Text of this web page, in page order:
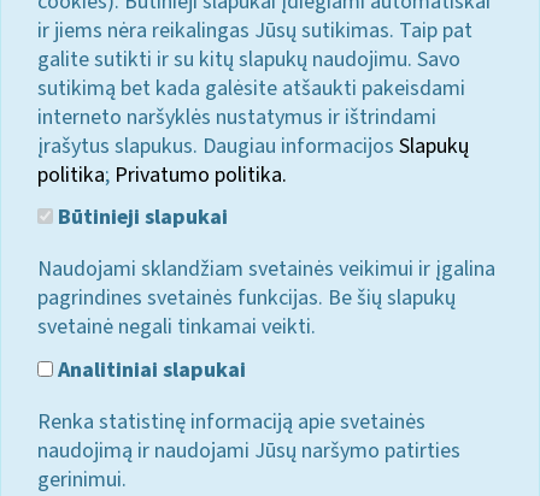
ir jiems nėra reikalingas Jūsų sutikimas. Taip pat
galite sutikti ir su kitų slapukų naudojimu. Savo
sutikimą bet kada galėsite atšaukti pakeisdami
interneto naršyklės nustatymus ir ištrindami
įrašytus slapukus. Daugiau informacijos Slapukų
politika; Privatumo politika.
Būtinieji slapukai
Naudojami sklandžiam svetainės veikimui ir įgalina
pagrindines svetainės funkcijas. Be šių slapukų
svetainė negali tinkamai veikti.
Analitiniai slapukai
Renka statistinę informaciją apie svetainės
naudojimą ir naudojami Jūsų naršymo patirties
gerinimui.